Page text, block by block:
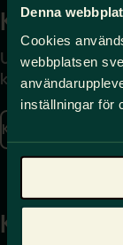
Denna
Cookies
webbplatsen
inställningar för
Kontakta
Uppgifter om
kontaktar oss
Kontakta oss
Kansli